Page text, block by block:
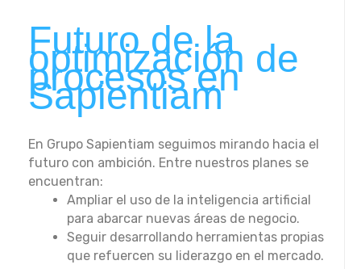
Futuro de la
optimización de
procesos en
Sapientiam
En Grupo Sapientiam seguimos mirando hacia el
futuro con ambición. Entre nuestros planes se
encuentran:
Ampliar el uso de la inteligencia artificial
para abarcar nuevas áreas de negocio.
Seguir desarrollando herramientas propias
que refuercen su liderazgo en el mercado.